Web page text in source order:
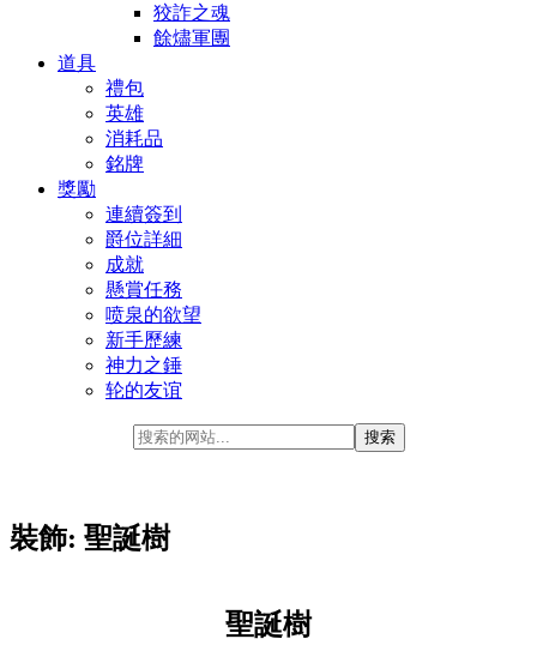
狡詐之魂
餘燼軍團
道具
禮包
英雄
消耗品
銘牌
獎勵
連續簽到
爵位詳細
成就
懸賞任務
喷泉的欲望
新手歷練
神力之錘
轮的友谊
裝飾: 聖誕樹
聖誕樹